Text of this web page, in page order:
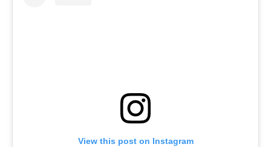
View this post on Instagram